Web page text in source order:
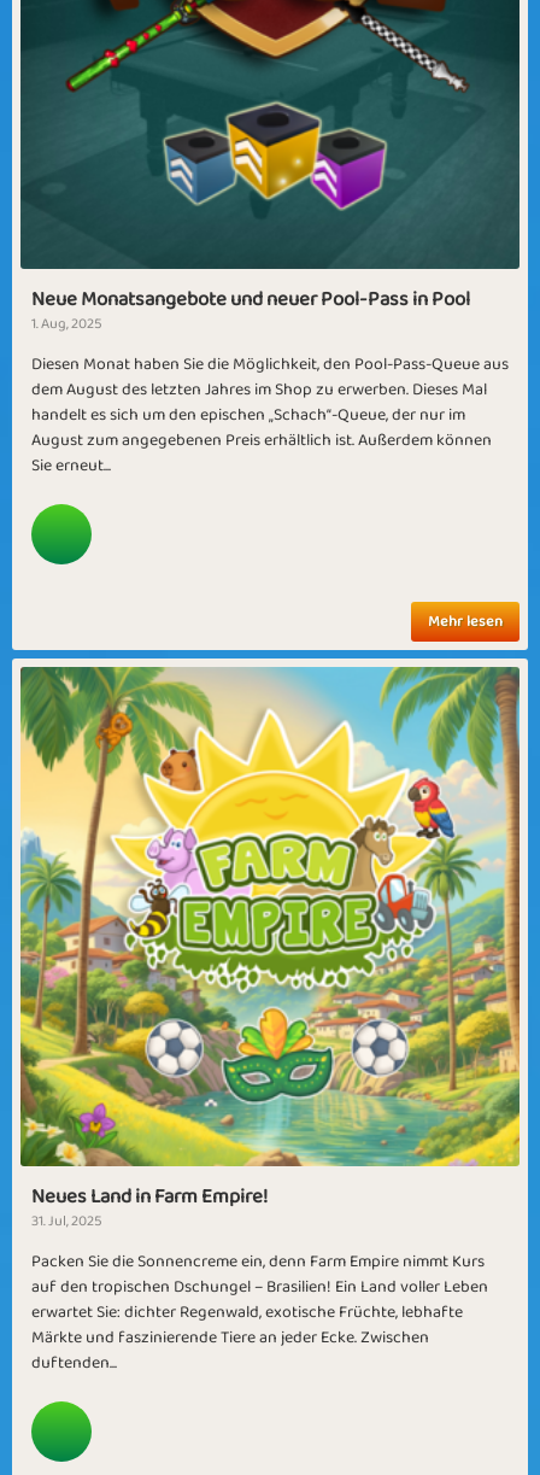
Neue Monatsangebote und neuer Pool-Pass in Pool
1. Aug, 2025
Diesen Monat haben Sie die Möglichkeit, den Pool-Pass-Queue aus
dem August des letzten Jahres im Shop zu erwerben. Dieses Mal
handelt es sich um den epischen „Schach“-Queue, der nur im
August zum angegebenen Preis erhältlich ist. Außerdem können
Sie erneut...
Mehr lesen
Neues Land in Farm Empire!
31. Jul, 2025
Packen Sie die Sonnencreme ein, denn Farm Empire nimmt Kurs
auf den tropischen Dschungel – Brasilien! Ein Land voller Leben
erwartet Sie: dichter Regenwald, exotische Früchte, lebhafte
Märkte und faszinierende Tiere an jeder Ecke. Zwischen
duftenden...